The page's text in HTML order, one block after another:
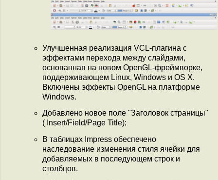
Улучшенная реализация VCL-плагина с
эффектами перехода между слайдами,
основанная на новом OpenGL-фреймворке,
поддерживающем Linux, Windows и OS X.
Включены эффекты OpenGL на платформе
Windows.
Добавлено новое поле "Заголовок страницы"
( Insert/Field/Page Title);
В таблицах Impress обеспечено
наследование изменения стиля ячейки для
добавляемых в последующем строк и
столбцов.